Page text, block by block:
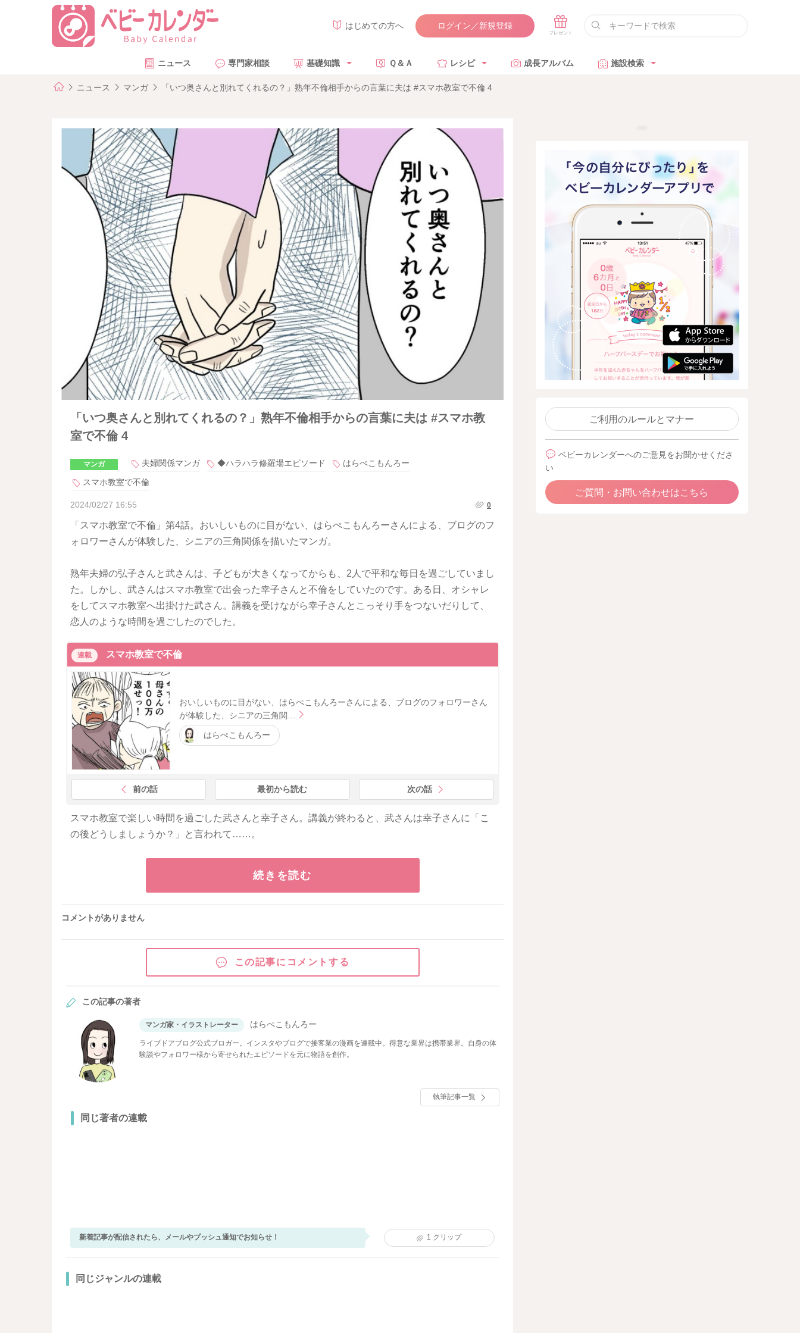
はじめての方へ ログイン／新規登録
ニュース 専門家相談 基礎知識 Ｑ＆Ａ レシピ 成長アルバム 施設検索
ニュース マンガ 「いつ奥さんと別れてくれるの？」熟年不倫相手からの言葉に夫は #スマホ教室で不倫 4
「いつ奥さんと別れてくれるの？」熟年不倫相手からの言葉に夫は #スマホ教
室で不倫 4
マンガ 夫婦関係マンガ ◆ハラハラ修羅場エピソード
はらぺこもんろー
スマホ教室で不倫
2024/02/27 16:55 0
「スマホ教室で不倫」第4話。おいしいものに目がない、はらぺこもんろーさんによる、ブログのフ
ォロワーさんが体験した、シニアの三角関係を描いたマンガ。
熟年夫婦の弘子さんと武さんは、子どもが大きくなってからも、2人で平和な毎日を過ごしていまし
た。しかし、武さんはスマホ教室で出会った幸子さんと不倫をしていたのです。ある日、オシャレ
をしてスマホ教室へ出掛けた武さん。講義を受けながら幸子さんとこっそり手をつないだりして、
恋人のような時間を過ごしたのでした。
連載 スマホ教室で不倫
おいしいものに目がない、はらぺこもんろーさんによる、ブログのフォロワーさん
が体験した、シニアの三角関…
はらぺこもんろー
前の話 最初から読む 次の話
スマホ教室で楽しい時間を過ごした武さんと幸子さん。講義が終わると、武さんは幸子さんに「こ
の後どうしましょうか？」と言われて……。
続きを読む
コメントがありません
この記事にコメントする
この記事の著者
マンガ家・イラストレーター はらぺこもんろー
ライブドアブログ公式ブロガー。インスタやブログで接客業の漫画を連載中。得意な業界は携帯業界。自身の体
験談やフォロワー様から寄せられたエピソードを元に物語を創作。
執筆記事一覧
同じ著者の連載
新着記事が配信されたら、メールやプッシュ通知でお知らせ！ 1 クリップ
同じジャンルの連載
ご利用のルールとマナー
ベビーカレンダーへのご意見をお聞かせくださ
い
ご質問・お問い合わせはこちら